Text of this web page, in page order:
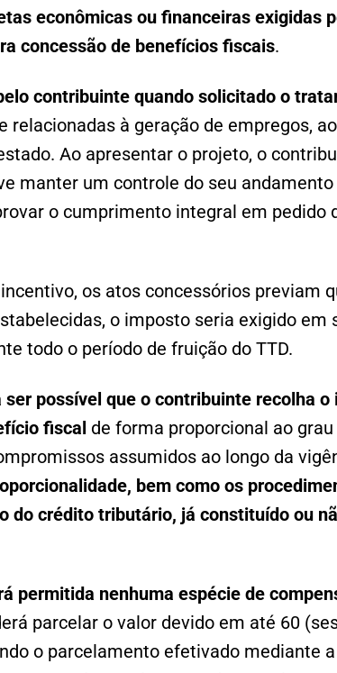
econômicas ou financeiras exigidas
concessão de benefícios fiscais.
contribuinte quando solicitado o
relacionadas à geração de empregos,
Ao apresentar o projeto, o
manter um controle do seu
o cumprimento integral em pedido
os atos concessórios previam
o imposto seria exigido em
todo o período de fruição do TTD.
ser possível que o contribuinte recolha o
fiscal de forma proporcional ao grau
assumidos ao longo da
bem como os
do crédito tributário, já constituído ou
permitida nenhuma espécie de
parcelar o valor devido em até 60
o parcelamento efetivado mediante